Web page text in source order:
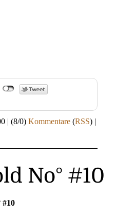
| (8/0) Kommentare (RSS) |
No° #10
#10